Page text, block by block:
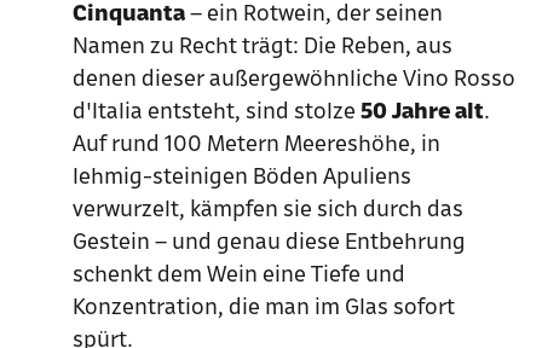
Cinquanta– ein Rotwein, der seinen
Namen zu Recht trägt: Die Reben, aus
denen dieser außergewöhnliche Vino Rosso
d'Italia entsteht, sind stolze 50 Jahre alt.
Auf rund 100 Metern Meereshöhe, in
lehmig-steinigen Böden Apuliens
verwurzelt, kämpfen sie sich durch das
Gestein – und genau diese Entbehrung
schenkt dem Wein eine Tiefe und
Konzentration, die man im Glas sofort
spürt.